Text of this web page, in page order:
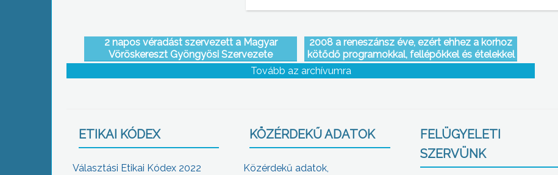
2 napos véradást szervezett a Magyar
Vöröskereszt Gyöngyösi Szervezete
2008 a reneszánsz éve, ezért ehhez a korhoz
kötődő programokkal, fellépőkkel és ételekkel
várták a borok kedvelőit Nagyrédén
Tovább az archívumra
ETIKAI KÓDEX
Választási Etikai Kódex 2022
KÖZÉRDEKŰ ADATOK
Közérdekű adatok,
FELÜGYELETI
SZERVÜNK